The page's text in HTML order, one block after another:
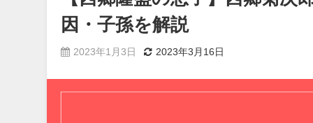
因・子孫を解説
2023年1月3日 2023年3月16日